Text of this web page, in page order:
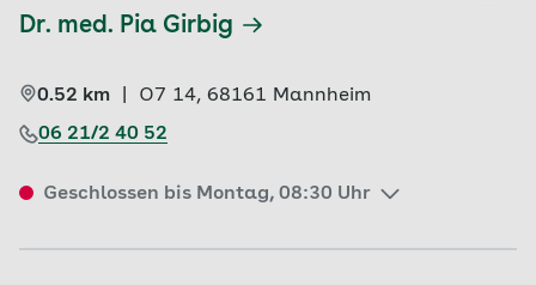
Dr. med. Pia Girbig
0.52 km O7 14, 68161 Mannheim
06 21/2 40 52
Geschlossen bis Montag, 08:30 Uhr